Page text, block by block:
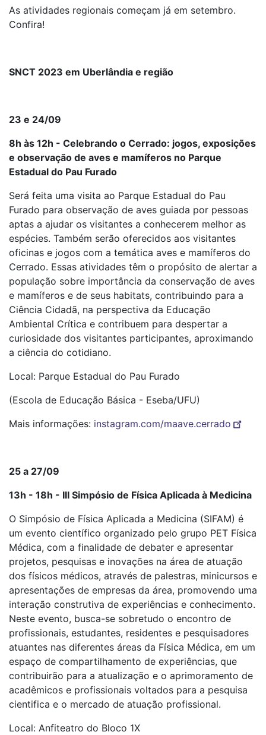
As atividades regionais começam já em setembro.
Confira!
SNCT 2023 em Uberlândia e região
23 e 24/09
8h às 12h - Celebrando o Cerrado: jogos, exposições
e observação de aves e mamíferos no Parque
Estadual do Pau Furado
Será feita uma visita ao Parque Estadual do Pau
Furado para observação de aves guiada por pessoas
aptas a ajudar os visitantes a conhecerem melhor as
espécies. Também serão oferecidos aos visitantes
oficinas e jogos com a temática aves e mamíferos do
Cerrado. Essas atividades têm o propósito de alertar a
população sobre importância da conservação de aves
e mamíferos e de seus habitats, contribuindo para a
Ciência Cidadã, na perspectiva da Educação
Ambiental Crítica e contribuem para despertar a
curiosidade dos visitantes participantes, aproximando
a ciência do cotidiano.
Local: Parque Estadual do Pau Furado
(Escola de Educação Básica - Eseba/UFU)
Mais informações: instagram.com/maave.cerrado
25 a 27/09
13h - 18h - III Simpósio de Física Aplicada à Medicina
O Simpósio de Física Aplicada a Medicina (SIFAM) é
um evento científico organizado pelo grupo PET Física
Médica, com a finalidade de debater e apresentar
projetos, pesquisas e inovações na área de atuação
dos físicos médicos, através de palestras, minicursos e
apresentações de empresas da área, promovendo uma
interação construtiva de experiências e conhecimento.
Neste evento, busca-se sobretudo o encontro de
profissionais, estudantes, residentes e pesquisadores
atuantes nas diferentes áreas da Física Médica, em um
espaço de compartilhamento de experiências, que
contribuirão para a atualização e o aprimoramento de
acadêmicos e profissionais voltados para a pesquisa
cientifica e o mercado de atuação profissional.
Local: Anfiteatro do Bloco 1X